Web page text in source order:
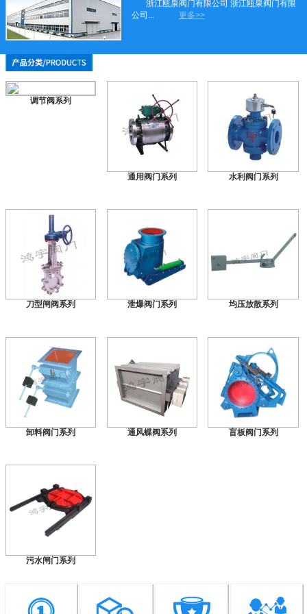
浙江瓯泉阀门有限公司 浙江瓯泉阀门有限
公司...
更多>>
调节阀系列
通用阀门系列 水利阀门系列
刀型闸阀系列 泄爆阀门系列 均压放散系列
卸料阀门系列 通风蝶阀系列 盲板阀门系列
污水闸门系列